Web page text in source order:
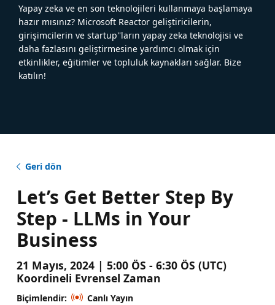
Yapay zeka ve en son teknolojileri kullanmaya başlamaya
hazır mısınız? Microsoft Reactor geliştiricilerin,
girişimcilerin ve startup''ların yapay zeka teknolojisi ve
daha fazlasını geliştirmesine yardımcı olmak için
etkinlikler, eğitimler ve topluluk kaynakları sağlar. Bize
katılın!
Geri dön
Let’s Get Better Step By
Step - LLMs in Your
Business
21 Mayıs, 2024 | 5:00 ÖS - 6:30 ÖS (UTC)
Koordineli Evrensel Zaman
Biçimlendir:
Canlı Yayın